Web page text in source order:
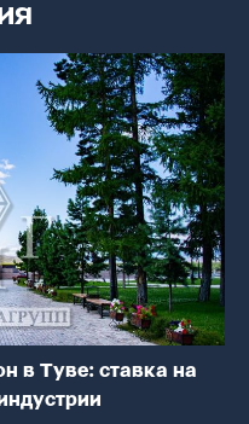
в Туве: ставка на